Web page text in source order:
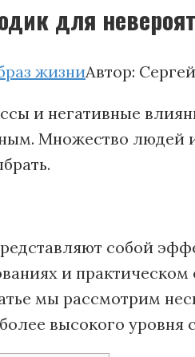
для
жизниАвтор: Сергей
и негативные
Множество людей
собой
и
мы рассмотрим
высокого уровня